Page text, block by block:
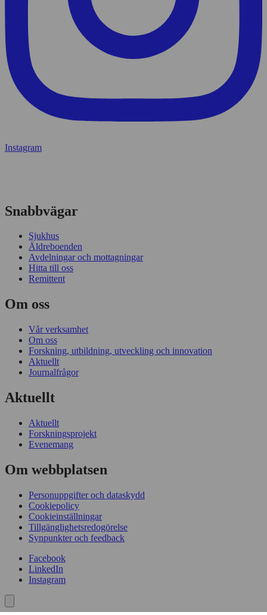
Instagram
Snabbvägar
Sjukhus
Äldreboenden
Avdelningar och mottagningar
Hitta till oss
Remittent
Om oss
Vår verksamhet
Om oss
Forskning, utbildning, utveckling och innovation
Aktuellt
Journalfrågor
Aktuellt
Aktuellt
Forskningsprojekt
Evenemang
Om webbplatsen
Personuppgifter och dataskydd
Cookiepolicy
Cookieinställningar
Tillgänglighetsredogörelse
Synpunkter och feedback
Facebook
LinkedIn
Instagram